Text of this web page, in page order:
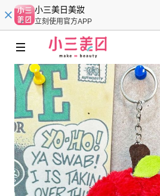
小三美日美妝
立刻使用官方APP